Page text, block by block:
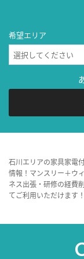
希望エリア
石川エリアの家具家電
情報！マンスリー＋ウ
ネス出張・研修の経費
てご利用いただけます